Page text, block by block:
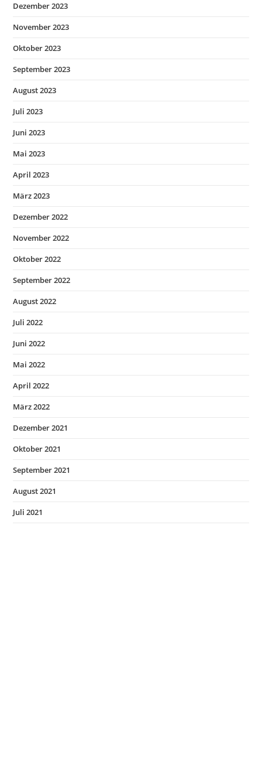
Dezember 2023
November 2023
Oktober 2023
September 2023
August 2023
Juli 2023
Juni 2023
Mai 2023
April 2023
März 2023
Dezember 2022
November 2022
Oktober 2022
September 2022
August 2022
Juli 2022
Juni 2022
Mai 2022
April 2022
März 2022
Dezember 2021
Oktober 2021
September 2021
August 2021
Juli 2021